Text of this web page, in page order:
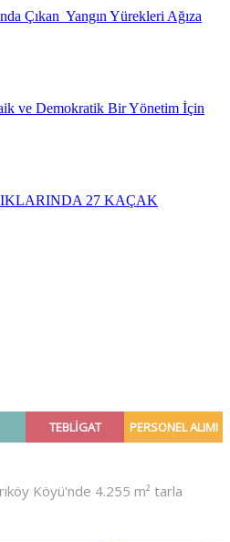
Çıkan Yangın Yürekleri Ağıza
ve Demokratik Bir Yönetim İçin
27 KAÇAK